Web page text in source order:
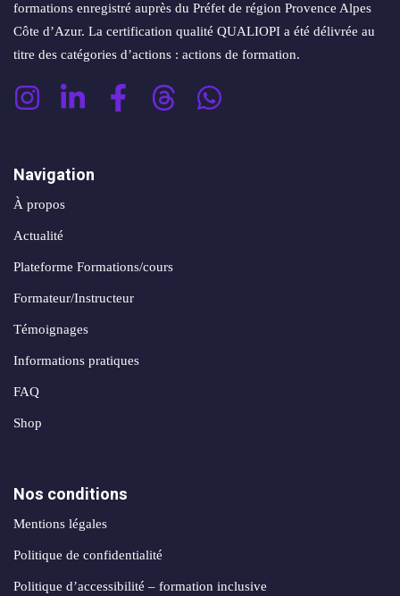
formations enregistré auprès du Préfet de région Provence Alpes
Côte d’Azur. La certification qualité QUALIOPI a été délivrée au
titre des catégories d’actions : actions de formation.
Navigation
À propos
Actualité
Plateforme Formations/cours
Formateur/Instructeur
Témoignages
Informations pratiques
FAQ
Shop
Nos conditions
Mentions légales
Politique de confidentialité
Politique d’accessibilité – formation inclusive